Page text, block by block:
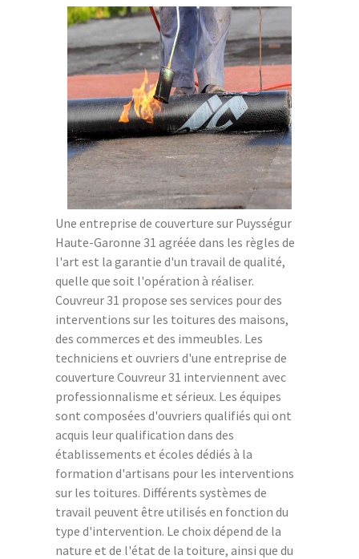
Une entreprise de couverture sur Puysségur
Haute-Garonne 31 agréée dans les règles de
l'art est la garantie d'un travail de qualité,
quelle que soit l'opération à réaliser.
Couvreur 31 propose ses services pour des
interventions sur les toitures des maisons,
des commerces et des immeubles. Les
techniciens et ouvriers d'une entreprise de
couverture Couvreur 31 interviennent avec
professionnalisme et sérieux. Les équipes
sont composées d'ouvriers qualifiés qui ont
acquis leur qualification dans des
établissements et écoles dédiés à la
formation d'artisans pour les interventions
sur les toitures. Différents systèmes de
travail peuvent être utilisés en fonction du
type d'intervention. Le choix dépend de la
nature et de l'état de la toiture, ainsi que du